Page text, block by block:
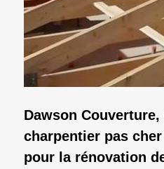
Dawson
charpentier pas
pour la rénovation